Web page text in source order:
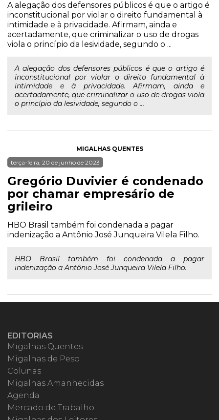
A alegação dos defensores públicos é que o artigo é
inconstitucional por violar o direito fundamental à
intimidade e à privacidade. Afirmam, ainda e
acertadamente, que criminalizar o uso de drogas
viola o princípio da lesividade, segundo o ...
A alegação dos defensores públicos é que o artigo é
inconstitucional por violar o direito fundamental à
intimidade e à privacidade. Afirmam, ainda e
acertadamente, que criminalizar o uso de drogas viola
o princípio da lesividade, segundo o ...
MIGALHAS QUENTES
terça-feira, 20 de junho de 2023
Gregório Duvivier é condenado
por chamar empresário de
grileiro
HBO Brasil também foi condenada a pagar
indenização a Antônio José Junqueira Vilela Filho.
HBO Brasil também foi condenada a pagar
indenização a Antônio José Junqueira Vilela Filho.
EDITORIAS
Migalhas Quentes
Migalhas de Peso
Colunas
Migalhas Amanhecidas
Agenda
Mercado de Trabalho